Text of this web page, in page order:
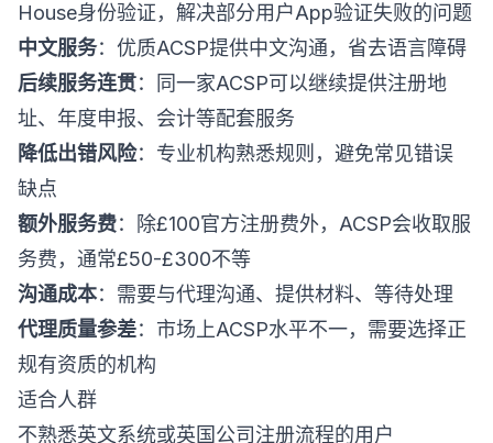
House身份验证，解决部分用户App验证失败的问题
中文服务：优质ACSP提供中文沟通，省去语言障碍
后续服务连贯：同一家ACSP可以继续提供注册地
址、年度申报、会计等配套服务
降低出错风险：专业机构熟悉规则，避免常见错误
缺点
额外服务费：除£100官方注册费外，ACSP会收取服
务费，通常£50-£300不等
沟通成本：需要与代理沟通、提供材料、等待处理
代理质量参差：市场上ACSP水平不一，需要选择正
规有资质的机构
适合人群
不熟悉英文系统或英国公司注册流程的用户